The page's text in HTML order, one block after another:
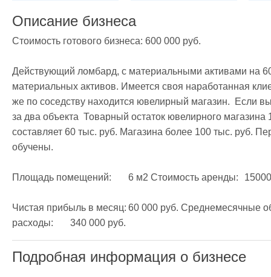
Описание бизнеса
Стоимость готового бизнеса: 600 000 руб.
Действующий ломбард, с материальными активами на
материальных активов. Имеется своя наработанная
же по соседству находится ювелирный магазин.  Если
за два объекта  Товарный остаток ювелирного
составляет 60 тыс. руб. Магазина более 100 тыс. руб.
обучены.
Площадь помещений:	6 м2 Стоимость аренды:	15000 с коммунальными
Чистая прибыль в месяц:	60 000 руб. Среднемесячные обороты: 	400 000 руб. Среднемесячные
расходы: 	340 000 руб.
Подробная информация о бизнесе